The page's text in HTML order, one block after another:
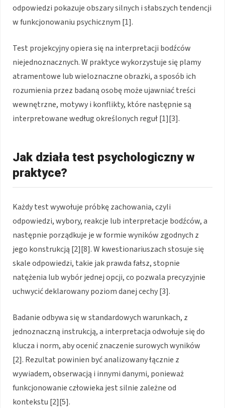
odpowiedzi pokazuje obszary silnych i słabszych tendencji
w funkcjonowaniu psychicznym [1].
Test projekcyjny opiera się na interpretacji bodźców
niejednoznacznych. W praktyce wykorzystuje się plamy
atramentowe lub wieloznaczne obrazki, a sposób ich
rozumienia przez badaną osobę może ujawniać treści
wewnętrzne, motywy i konflikty, które następnie są
interpretowane według określonych reguł [1][3].
Jak działa test psychologiczny w
praktyce?
Każdy test wywołuje próbkę zachowania, czyli
odpowiedzi, wybory, reakcje lub interpretacje bodźców, a
następnie porządkuje je w formie wyników zgodnych z
jego konstrukcją [2][8]. W kwestionariuszach stosuje się
skale odpowiedzi, takie jak prawda fałsz, stopnie
natężenia lub wybór jednej opcji, co pozwala precyzyjnie
uchwycić deklarowany poziom danej cechy [3].
Badanie odbywa się w standardowych warunkach, z
jednoznaczną instrukcją, a interpretacja odwołuje się do
klucza i norm, aby ocenić znaczenie surowych wyników
[2]. Rezultat powinien być analizowany łącznie z
wywiadem, obserwacją i innymi danymi, ponieważ
funkcjonowanie człowieka jest silnie zależne od
kontekstu [2][5].